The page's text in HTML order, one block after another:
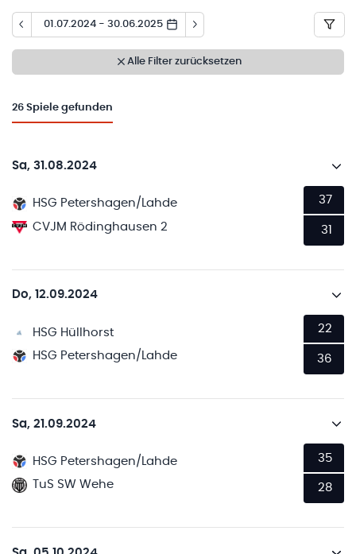
01.07.2024 - 30.06.2025
Alle Filter zurücksetzen
26 Spiele gefunden
Sa, 31.08.2024
HSG Petershagen/Lahde
CVJM Rödinghausen 2
37
31
Do, 12.09.2024
HSG Hüllhorst
HSG Petershagen/Lahde
22
36
Sa, 21.09.2024
HSG Petershagen/Lahde
TuS SW Wehe
35
28